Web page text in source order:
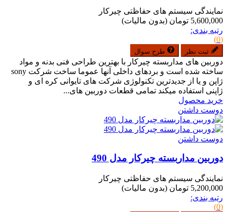
نمایندگی سیستم های حفاظتی چیرکار
5,600,000 تومان
(بدون مالیات)
رتبه بندی:
(0)
ثبت نظر طرح سوال
دوربین های مداربسته چیرکار با بهترین طراحی فنی بدنه و مواد
ساخته شده است و بردهای داخلی آنها عموما ساخت شرکت sony
ژاپن و یا از جدیدترین تکنولوژی شرکت های تایوانی کره ای و
ژاپنی استفاده میکند تمامی قطعات دوربین های...
خرید محصول
دوست داشتن
دوست داشتن
دوربین مداربسته چیرکار مدل 490
نمایندگی سیستم های حفاظتی چیرکار
5,200,000 تومان
(بدون مالیات)
رتبه بندی:
(0)